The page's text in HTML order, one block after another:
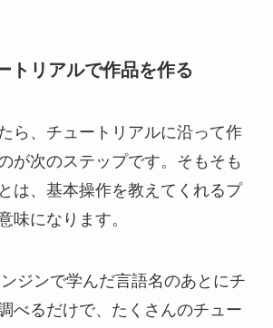
トリアルで作品を作る
ら、チュートリアルに沿って作
が次のステップです。そもそも
は、基本操作を教えてくれるプ
味になります。
ジンで学んだ言語名のあとにチ
べるだけで、たくさんのチュー